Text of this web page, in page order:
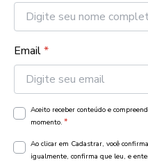
Email*
Aceito receber conteúdo e
momento. *
Ao clicar em Cadastrar, você
igualmente, confirma que leu, e